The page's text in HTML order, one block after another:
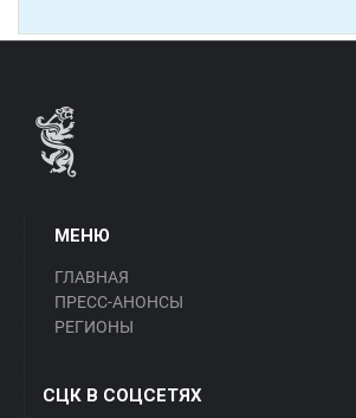
МЕНЮ
ГЛАВНАЯ
ПРЕСС-АНОНСЫ
РЕГИОНЫ
СЦК В СОЦСЕТЯХ